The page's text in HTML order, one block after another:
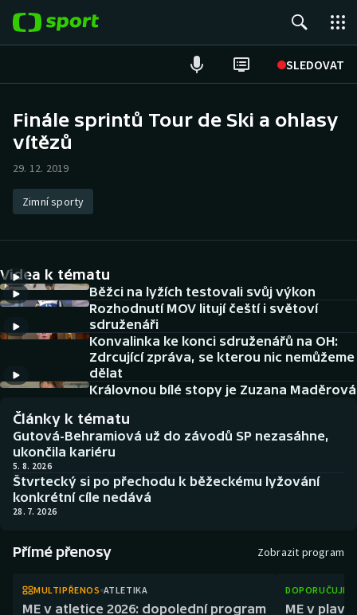
SLEDOVAT
ME v plavání
Hokej
DALŠÍ SPORTY
Americký fotbal
Basketbal
Biatlon
Box
Curling
NEPŘEHLÉDNĚTE
Aplikace ČT sport
AZ kvíz
Finále sprintů Tour de Ski a ohlasy
vítězů
29. 12. 2019
Zimní sporty
Videa k tématu
Běžci na lyžích testovali svůj výkon
Rozhodnutí MOV litují čeští i světoví
sdruženáři
Konvalinka ke konci sdruženářů na OH:
Zdrcující zpráva, se kterou nic nemůžeme
dělat
Královnou bílé stopy je Zuzana Maděrová
Články k tématu
Gutová-Behramiová už do závodů SP nezasáhne,
ukončila kariéru
5. 8. 2026
Štvrtecký si po přechodu k běžeckému lyžování
konkrétní cíle nedává
28. 7. 2026
Přímé přenosy Zobrazit program
MULTIPŘENOS ATLETIKA
ME v atletice 2026: dopolední program ME v